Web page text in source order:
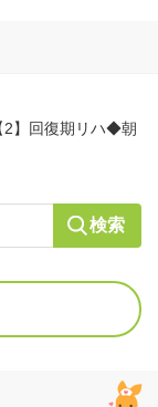
2】回復期リハ◆朝
検索